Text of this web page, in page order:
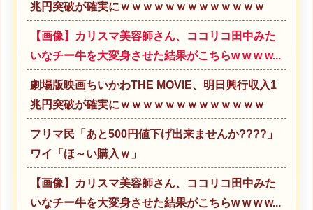
兆円突破が確実にｗｗｗｗｗｗｗｗｗｗｗｗｗ
【画像】カリスマ美容師さん、ココリコ田中みた
いなチー牛を大変身させた結果がこちらw w w w...
劇場版映画ちいかわTHE MOVIE、明日興行収入1
兆円突破が確実にｗｗｗｗｗｗｗｗｗｗｗｗｗ
フリマ民「あと500円値下げ出来ませんか????」
ワイ「ほ～い購入ｗ」
【画像】カリスマ美容師さん、ココリコ田中みた
いなチー牛を大変身させた結果がこちらw w w w...